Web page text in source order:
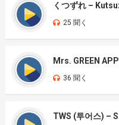
くつずれ –
25 聞く
Mrs. GREEN
36 聞く
TWS (투어스) –